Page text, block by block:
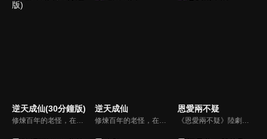
逆天成仙(30分鐘版)
修煉百年的老怪，在渡劫飛升之際慘遭百道雷劫轟殺，形神俱滅。沒想到魂魄竟意外穿越到趙家廢柴四公子趙飛揚。開局便有三份婚約找上門，原本任人欺凌的他，也覺醒了逆天雷劫之力！就此強勢崛起，一路橫掃敵手，重返巔峰！
逆天成仙
修煉百年的老怪，在渡劫飛升之際慘遭百道雷劫轟殺，形神俱滅。沒想到魂魄竟意外穿越到趙家廢柴四公子趙飛揚。開局便有三份婚約找上門，原本任人欺凌的他，也覺醒了逆天雷劫之力！就此強勢崛起，一路橫掃敵手，重返巔峰！
恩愛兩不疑
《恩愛兩不疑》陸劇線上看。城主大人蕭錦昀和身為將門之女的城主夫人徐鈺，因一次意外互換了身體，原本互不信任的二人，在互相扮演彼此的過程中，逐漸體諒對方、解開誤會，夫妻同心協力化解了一系列的危機，從相看兩相厭到恩愛兩不疑的故事。